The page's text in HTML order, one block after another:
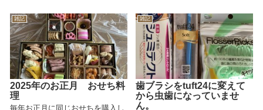
雑記
2025年のお正月 おせち料
理
毎年お正月に同じおせちを購入し
雑記
歯ブラシをtuft24に変えて
から虫歯になっていませ
ん。